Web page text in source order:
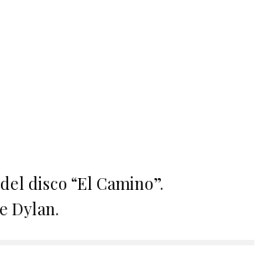
disco “El Camino”.
Dylan.